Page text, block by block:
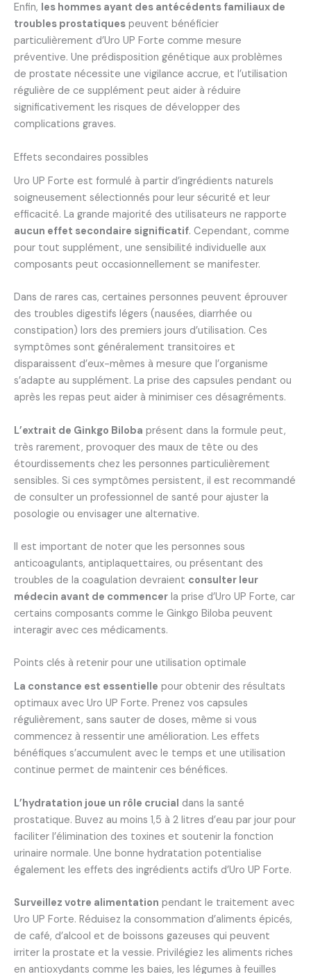
Enfin, les hommes ayant des antécédents familiaux de
troubles prostatiques peuvent bénéficier
particulièrement d’Uro UP Forte comme mesure
préventive. Une prédisposition génétique aux problèmes
de prostate nécessite une vigilance accrue, et l’utilisation
régulière de ce supplément peut aider à réduire
significativement les risques de développer des
complications graves.
Effets secondaires possibles
Uro UP Forte est formulé à partir d’ingrédients naturels
soigneusement sélectionnés pour leur sécurité et leur
efficacité. La grande majorité des utilisateurs ne rapporte
aucun effet secondaire significatif. Cependant, comme
pour tout supplément, une sensibilité individuelle aux
composants peut occasionnellement se manifester.
Dans de rares cas, certaines personnes peuvent éprouver
des troubles digestifs légers (nausées, diarrhée ou
constipation) lors des premiers jours d’utilisation. Ces
symptômes sont généralement transitoires et
disparaissent d’eux-mêmes à mesure que l’organisme
s’adapte au supplément. La prise des capsules pendant ou
après les repas peut aider à minimiser ces désagréments.
L’extrait de Ginkgo Biloba présent dans la formule peut,
très rarement, provoquer des maux de tête ou des
étourdissements chez les personnes particulièrement
sensibles. Si ces symptômes persistent, il est recommandé
de consulter un professionnel de santé pour ajuster la
posologie ou envisager une alternative.
Il est important de noter que les personnes sous
anticoagulants, antiplaquettaires, ou présentant des
troubles de la coagulation devraient consulter leur
médecin avant de commencer la prise d’Uro UP Forte, car
certains composants comme le Ginkgo Biloba peuvent
interagir avec ces médicaments.
Points clés à retenir pour une utilisation optimale
La constance est essentielle pour obtenir des résultats
optimaux avec Uro UP Forte. Prenez vos capsules
régulièrement, sans sauter de doses, même si vous
commencez à ressentir une amélioration. Les effets
bénéfiques s’accumulent avec le temps et une utilisation
continue permet de maintenir ces bénéfices.
L’hydratation joue un rôle crucial dans la santé
prostatique. Buvez au moins 1,5 à 2 litres d’eau par jour pour
faciliter l’élimination des toxines et soutenir la fonction
urinaire normale. Une bonne hydratation potentialise
également les effets des ingrédients actifs d’Uro UP Forte.
Surveillez votre alimentation pendant le traitement avec
Uro UP Forte. Réduisez la consommation d’aliments épicés,
de café, d’alcool et de boissons gazeuses qui peuvent
irriter la prostate et la vessie. Privilégiez les aliments riches
en antioxydants comme les baies, les légumes à feuilles